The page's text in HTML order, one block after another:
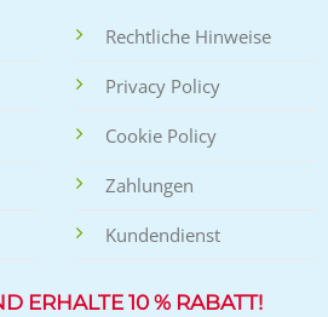
Rechtliche Hinweise
Privacy Policy
Cookie Policy
Zahlungen
Kundendienst
ERHALTE 10 % RABATT!